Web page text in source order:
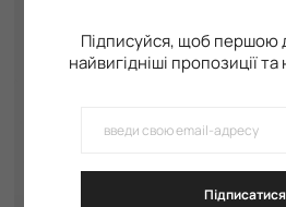
Підписуйся, щоб першою
найвигідніші пропозиції
Підписатися